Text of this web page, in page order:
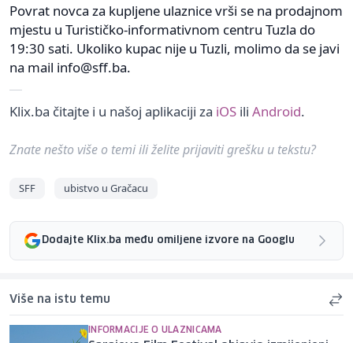
Povrat novca za kupljene ulaznice vrši se na prodajnom
mjestu u Turističko-informativnom centru Tuzla do
19:30 sati. Ukoliko kupac nije u Tuzli, molimo da se javi
na mail info@sff.ba.
Klix.ba čitajte i u našoj aplikaciji za iOS ili Android.
Znate nešto više o temi ili želite prijaviti grešku u tekstu?
SFF ubistvo u Gračacu
Dodajte Klix.ba među omiljene izvore na Googlu
Više na istu temu
INFORMACIJE O ULAZNICAMA